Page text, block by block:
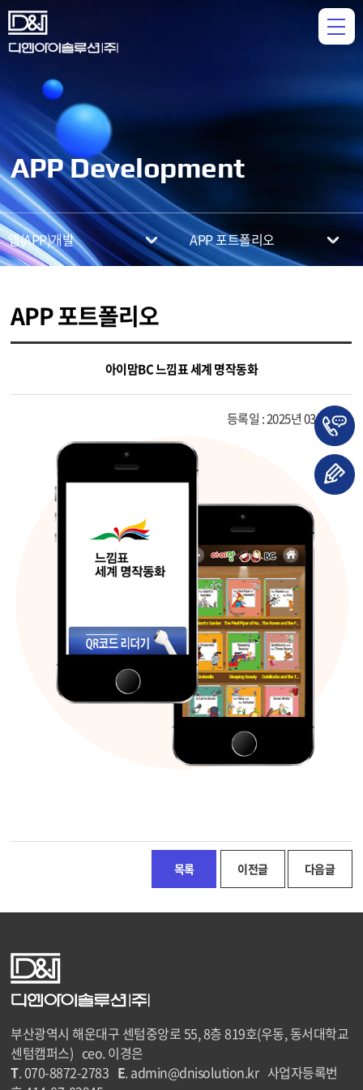
APP Development
앱(APP)개발 APP 포트폴리오
APP 포트폴리오
아이맘BC 느낌표 세계 명작동화
등록일 : 2025년 03월 31일
목록 이전글 다음글
부산광역시 해운대구 센텀중앙로 55, 8층 819호(우동, 동서대학교
센텀캠퍼스) ceo. 이경은
T. 070-8872-2783 E. admin@dnisolution.kr 사업자등록번